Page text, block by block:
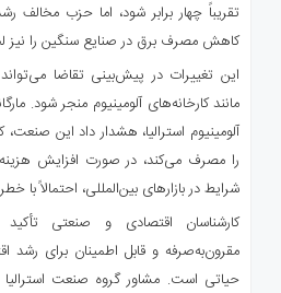
تقریباً چهار برابر شود، اما حزب مخالف
کاهش مصرف برق در صنایع سنگین را نیز
این تغییرات در پیش‌بینی تقاضا
مانند کارخانه‌های آلومینیوم منجر شود.
را مصرف می‌کند، در صورت افزایش
شرایط در بازارهای بین‌المللی، احتمالاً
کارشناسان اقتصادی و صنعتی تأکید
مقرون‌به‌صرفه و قابل اطمینان برای
حیاتی است. مشاور گروه صنعت استرالیا